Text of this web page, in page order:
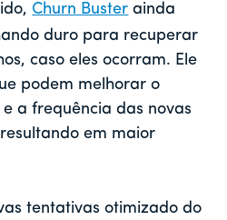
Churn Buster ainda
duro para recuperar
caso eles ocorram. Ele
podem melhorar o
a frequência das novas
em maior
tentativas otimizado do